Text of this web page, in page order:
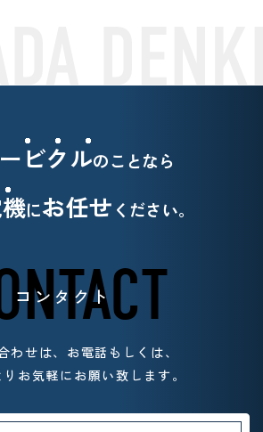
ビクルのことなら
にお任せ ください。
コンタクト
わせは、お電話もしくは、
りお気軽 にお願い致します。